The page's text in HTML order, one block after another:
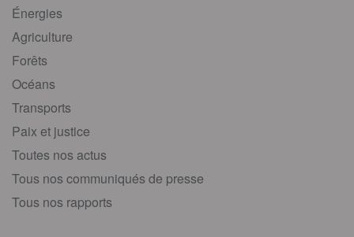
Énergies
Agriculture
Forêts
Océans
Transports
Paix et justice
Toutes nos actus
Tous nos communiqués de presse
Tous nos rapports